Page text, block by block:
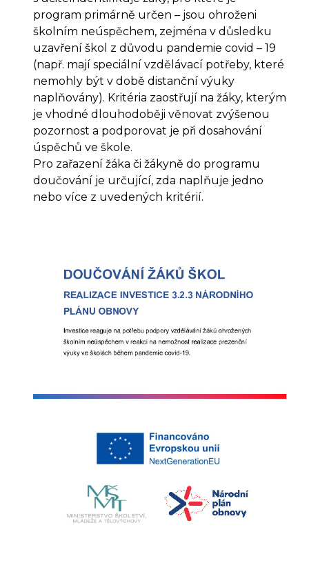
program primárně určen – jsou ohroženi
školním neúspěchem, zejména v důsledku
uzavření škol z důvodu pandemie covid – 19
(např. mají speciální vzdělávací potřeby, které
nemohly být v době distanční výuky
naplňovány). Kritéria zaostřují na žáky, kterým
je vhodné dlouhodoběji věnovat zvýšenou
pozornost a podporovat je při dosahování
úspěchů ve škole.
Pro zařazení žáka či žákyně do programu
doučování je určující, zda naplňuje jedno
nebo více z uvedených kritérií.